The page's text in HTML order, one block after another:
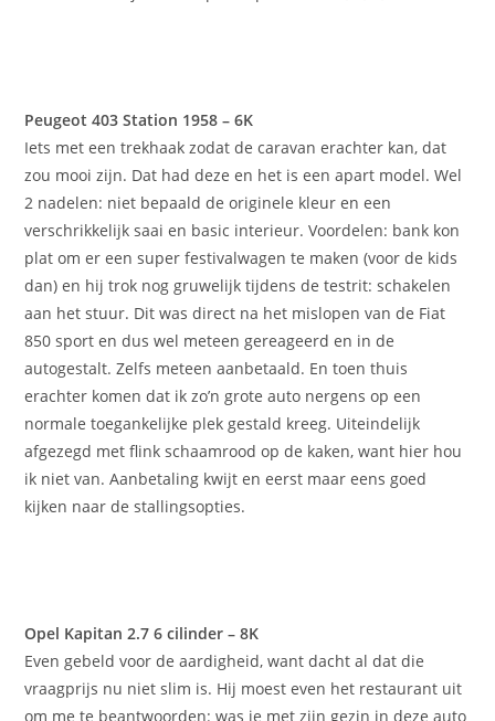
Peugeot 403 Station 1958 – 6K
Iets met een trekhaak zodat de caravan erachter kan, dat
zou mooi zijn. Dat had deze en het is een apart model. Wel
2 nadelen: niet bepaald de originele kleur en een
verschrikkelijk saai en basic interieur. Voordelen: bank kon
plat om er een super festivalwagen te maken (voor de kids
dan) en hij trok nog gruwelijk tijdens de testrit: schakelen
aan het stuur. Dit was direct na het mislopen van de Fiat
850 sport en dus wel meteen gereageerd en in de
autogestalt. Zelfs meteen aanbetaald. En toen thuis
erachter komen dat ik zo’n grote auto nergens op een
normale toegankelijke plek gestald kreeg. Uiteindelijk
afgezegd met flink schaamrood op de kaken, want hier hou
ik niet van. Aanbetaling kwijt en eerst maar eens goed
kijken naar de stallingsopties.
Opel Kapitan 2.7 6 cilinder – 8K
Even gebeld voor de aardigheid, want dacht al dat die
vraagprijs nu niet slim is. Hij moest even het restaurant uit
om me te beantwoorden: was ie met zijn gezin in deze auto